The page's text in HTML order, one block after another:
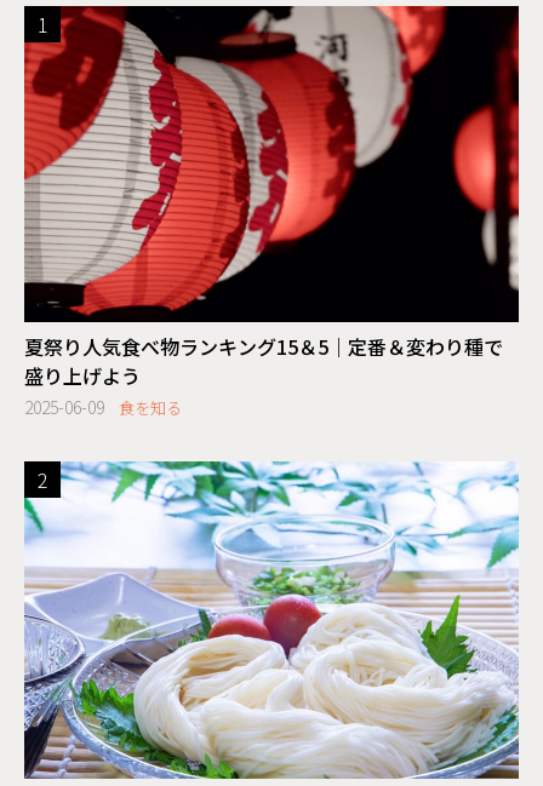
夏祭り人気食べ物ランキング15＆5｜定番＆変わり種で
盛り上げよう
2025-06-09 食を知る